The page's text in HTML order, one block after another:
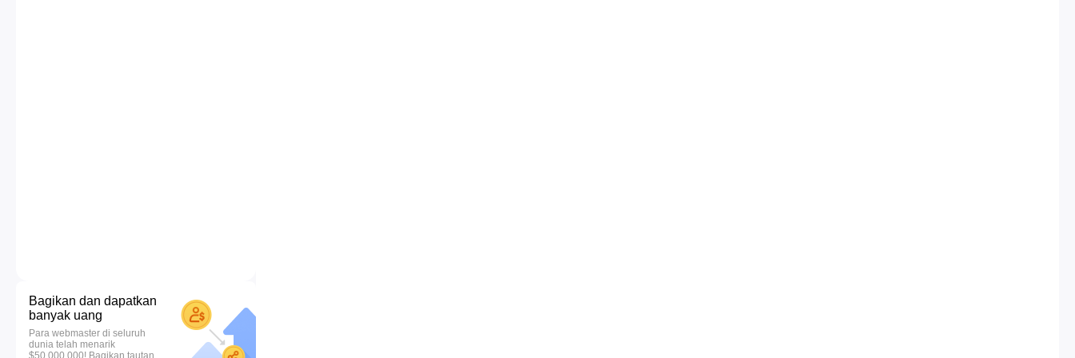
Bagikan dan dapatkan
banyak uang
Para webmaster di seluruh
dunia telah menarik
$50.000.000! Bagikan tautan